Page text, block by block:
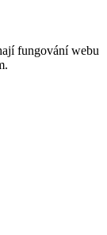
fungování webu